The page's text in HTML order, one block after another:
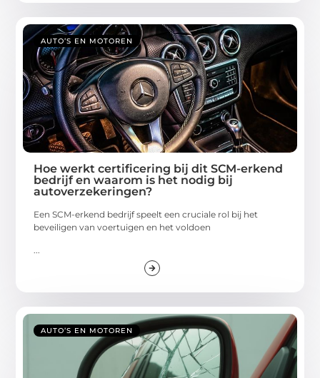
AUTO’S EN MOTOREN
Hoe werkt certificering bij dit SCM-erkend
bedrijf en waarom is het nodig bij
autoverzekeringen?
Een SCM-erkend bedrijf speelt een cruciale rol bij het
beveiligen van voertuigen en het voldoen
...
AUTO’S EN MOTOREN